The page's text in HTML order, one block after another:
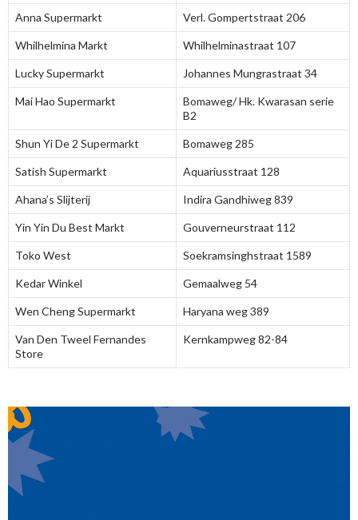
Anna Supermarkt Verl. Gompertstraat 206
Whilhelmina Markt Whilhelminastraat 107
Lucky Supermarkt Johannes Mungrastraat 34
Mai Hao Supermarkt
Bomaweg/ Hk. Kwarasan serie
B2
Shun Yi De 2 Supermarkt Bomaweg 285
Satish Supermarkt Aquariusstraat 128
Ahana’s Slijterij Indira Gandhiweg 839
Yin Yin Du Best Markt Gouverneurstraat 112
Toko West Soekramsinghstraat 1589
Kedar Winkel Gemaalweg 54
Wen Cheng Supermarkt Haryana weg 389
Van Den Tweel Fernandes
Store
Kernkampweg 82-84